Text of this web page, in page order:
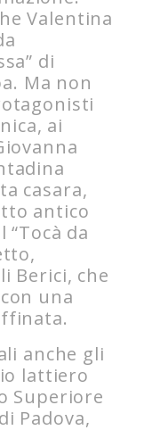
Valentina
di
Ma non
ai
casara,
antico
“Tocà da
Berici, che
una
anche gli
lattiero
Superiore
Padova,